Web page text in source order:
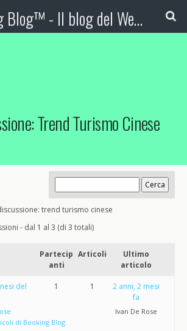
Booking Blog™ - Il blog del Web Marketing Turistico
Trend Turismo Cinese
trend turismo cinese
- dal 1 al 3 (di 3 totali)
Partecip
anti
Articoli
Ultimo
articolo
del
di Booking Blog
1 1
2 anni, 2 mesi
fa
Ivan De Rose